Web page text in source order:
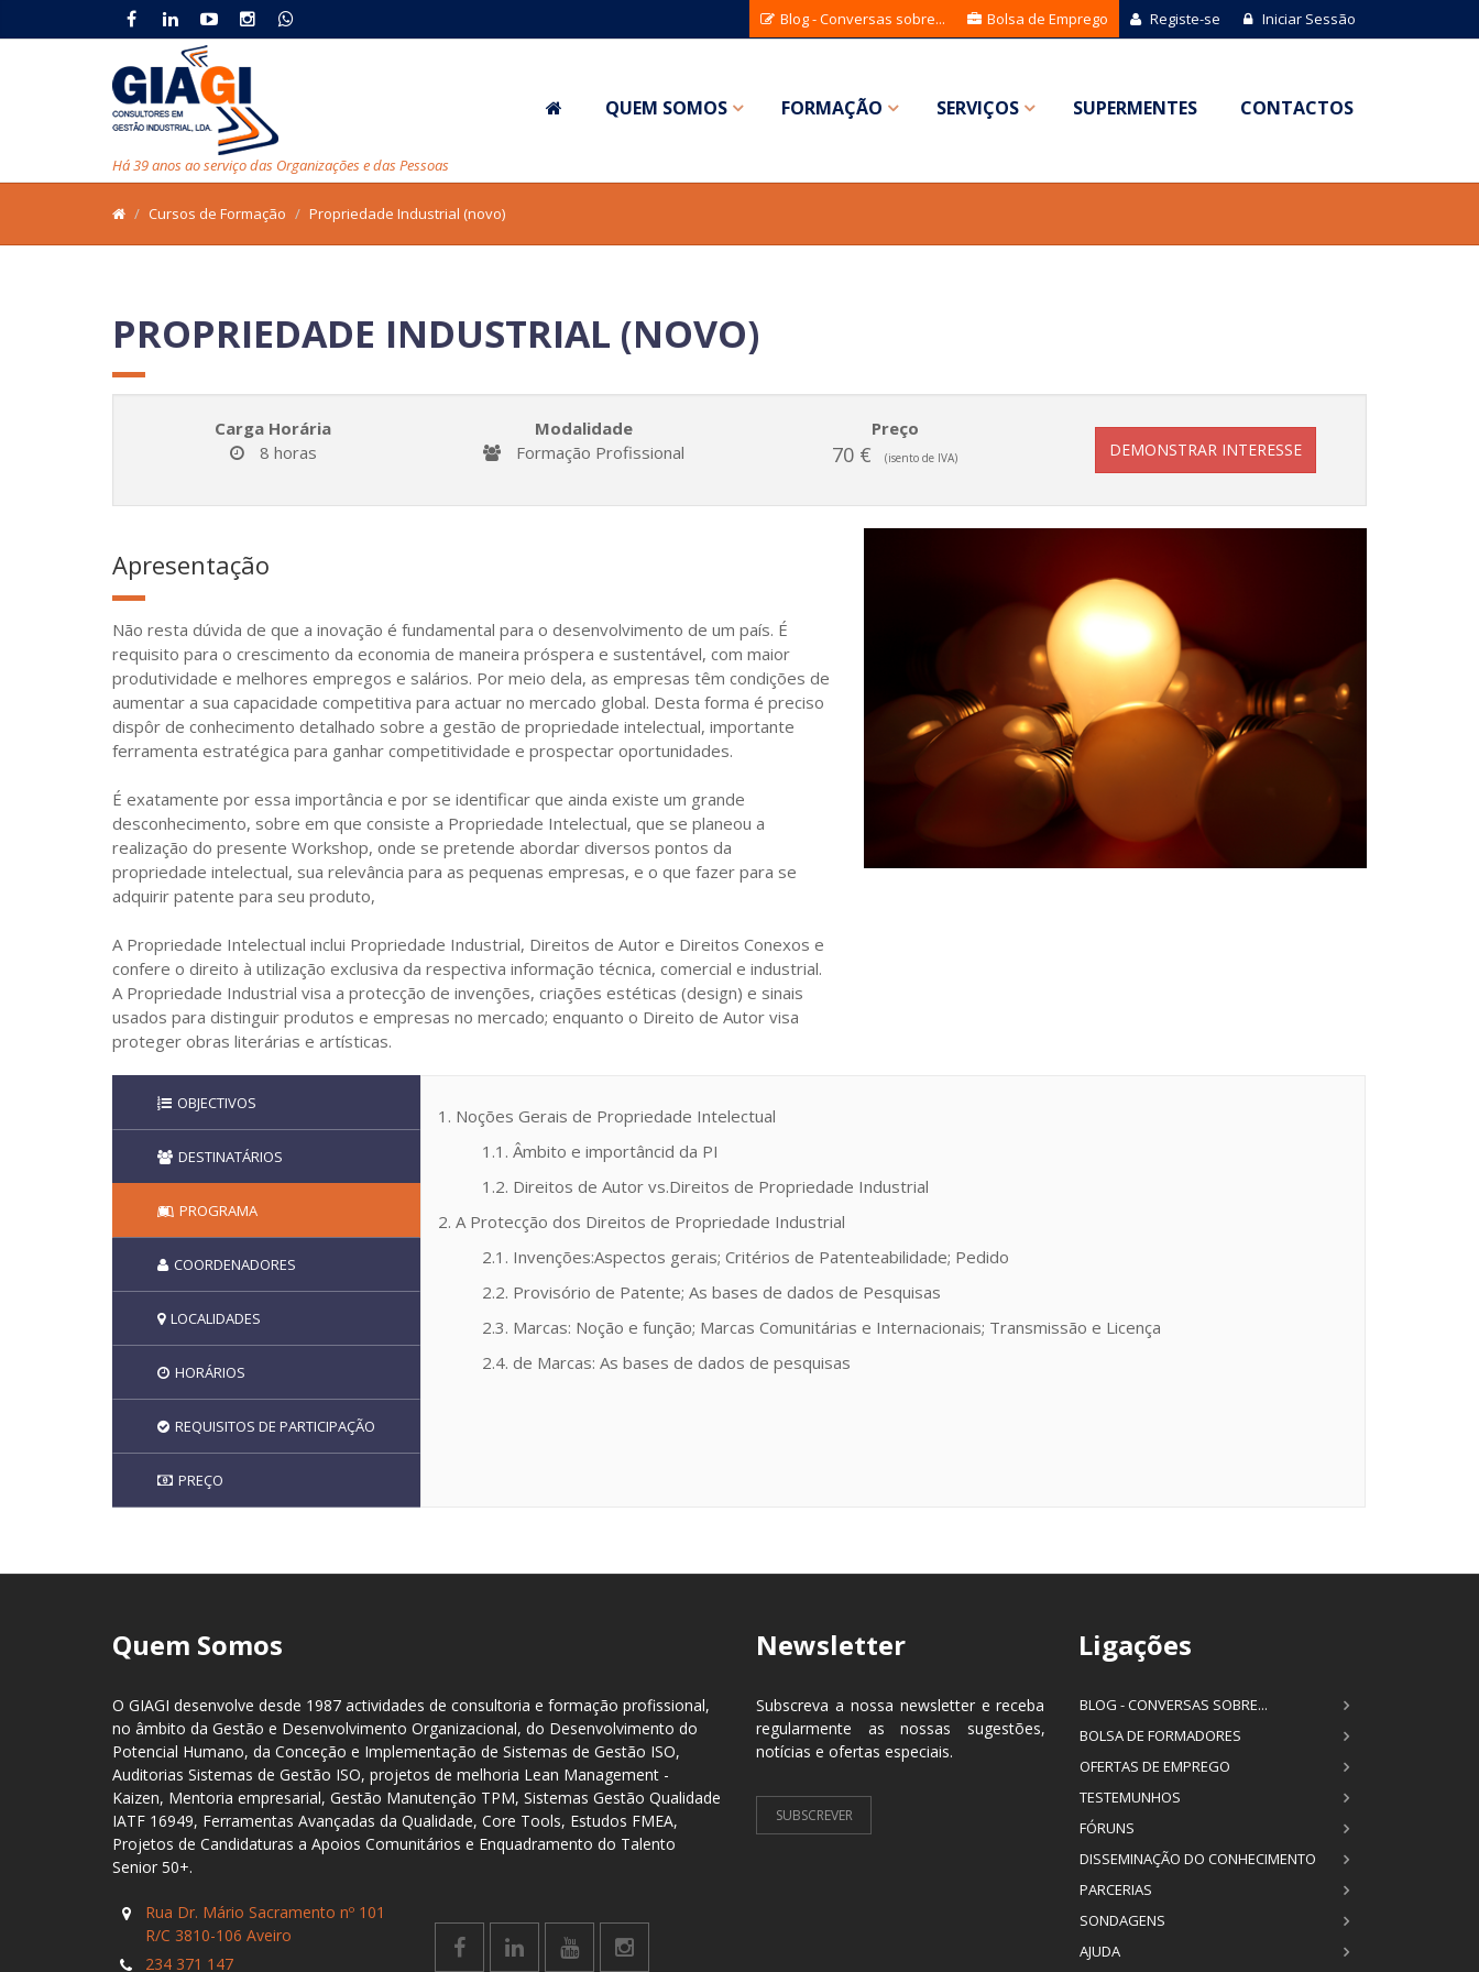
Blog - Conversas sobre... Bolsa de Emprego Registe-se Iniciar Sessão
QUEM SOMOS FORMAÇÃO SERVIÇOS SUPERMENTES CONTACTOS
Há 39 anos ao serviço das Organizações e das Pessoas
Cursos de Formação Propriedade Industrial (novo)
PROPRIEDADE INDUSTRIAL (NOVO)
Carga Horária
8 horas
Modalidade
Formação Profissional
Preço
70 € (isento de IVA) DEMONSTRAR INTERESSE
Apresentação
Não resta dúvida de que a inovação é fundamental para o desenvolvimento de um país. É
requisito para o crescimento da economia de maneira próspera e sustentável, com maior
produtividade e melhores empregos e salários. Por meio dela, as empresas têm condições de
aumentar a sua capacidade competitiva para actuar no mercado global. Desta forma é preciso
dispôr de conhecimento detalhado sobre a gestão de propriedade intelectual, importante
ferramenta estratégica para ganhar competitividade e prospectar oportunidades.
É exatamente por essa importância e por se identificar que ainda existe um grande
desconhecimento, sobre em que consiste a Propriedade Intelectual, que se planeou a
realização do presente Workshop, onde se pretende abordar diversos pontos da
propriedade intelectual, sua relevância para as pequenas empresas, e o que fazer para se
adquirir patente para seu produto,
A Propriedade Intelectual inclui Propriedade Industrial, Direitos de Autor e Direitos Conexos e
confere o direito à utilização exclusiva da respectiva informação técnica, comercial e industrial.
A Propriedade Industrial visa a protecção de invenções, criações estéticas (design) e sinais
usados para distinguir produtos e empresas no mercado; enquanto o Direito de Autor visa
proteger obras literárias e artísticas.
OBJECTIVOS
DESTINATÁRIOS
PROGRAMA
COORDENADORES
LOCALIDADES
HORÁRIOS
REQUISITOS DE PARTICIPAÇÃO
PREÇO
1. Noções Gerais de Propriedade Intelectual
1.1. Âmbito e importâncid da PI
1.2. Direitos de Autor vs.Direitos de Propriedade Industrial
2. A Protecção dos Direitos de Propriedade Industrial
2.1. Invenções:Aspectos gerais; Critérios de Patenteabilidade; Pedido
2.2. Provisório de Patente; As bases de dados de Pesquisas
2.3. Marcas: Noção e função; Marcas Comunitárias e Internacionais; Transmissão e Licença
2.4. de Marcas: As bases de dados de pesquisas
Quem Somos
O GIAGI desenvolve desde 1987 actividades de consultoria e formação profissional,
no âmbito da Gestão e Desenvolvimento Organizacional, do Desenvolvimento do
Potencial Humano, da Conceção e Implementação de Sistemas de Gestão ISO,
Auditorias Sistemas de Gestão ISO, projetos de melhoria Lean Management -
Kaizen, Mentoria empresarial, Gestão Manutenção TPM, Sistemas Gestão Qualidade
IATF 16949, Ferramentas Avançadas da Qualidade, Core Tools, Estudos FMEA,
Projetos de Candidaturas a Apoios Comunitários e Enquadramento do Talento
Senior 50+.
Rua Dr. Mário Sacramento nº 101
R/C 3810-106 Aveiro
234 371 147
Newsletter
Subscreva a nossa newsletter e receba
regularmente as nossas sugestões,
notícias e ofertas especiais.
SUBSCREVER
Ligações
BLOG - CONVERSAS SOBRE...
BOLSA DE FORMADORES
OFERTAS DE EMPREGO
TESTEMUNHOS
FÓRUNS
DISSEMINAÇÃO DO CONHECIMENTO
PARCERIAS
SONDAGENS
AJUDA